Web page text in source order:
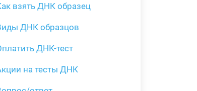
взять ДНК образец
ДНК образцов
ДНК-тест
на тесты ДНК